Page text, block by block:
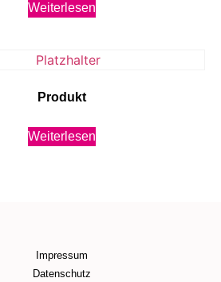
Weiterlesen
Produkt
Weiterlesen
Impressum
Datenschutz